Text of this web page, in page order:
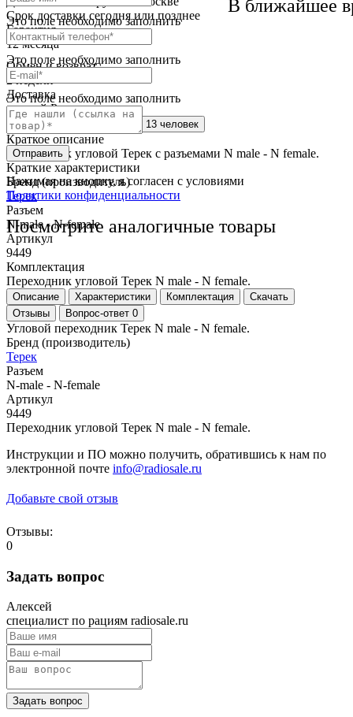
Это поле необходимо заполнить
Это поле необходимо заполнить
Это поле необходимо заполнить
Отправить
Нажимая на кнопку, я согласен с условиями
Политики конфиденциальности
Посмотрите аналогичные товары
В ближайшее
Cрок доставки сегодня или позднее
Гарантия
12 месяца
Обмен и возврат
2 недели
Доставка
по всей России
Сейчас этот товар смотрят 13 человек
Краткое описание
Переходник угловой Терек с разъемами N male - N female.
Краткие характеристики
Бренд (производитель)
Терек
Разъем
N-male - N-female
Артикул
9449
Комплектация
Переходник угловой Терек N male - N female.
Описание Характеристики Комплектация
Скачать
Отзывы
Вопрос-ответ 0
Угловой переходник Терек N male - N female.
Бренд (производитель)
Терек
Разъем
N-male - N-female
Артикул
9449
Переходник угловой Терек N male - N female.
Инструкции и ПО можно получить, обратившись к нам по
электронной почте info@radiosale.ru
Добавьте свой отзыв
Отзывы:
0
Задать вопрос
Алексей
специалист по рациям radiosale.ru
Задать вопрос